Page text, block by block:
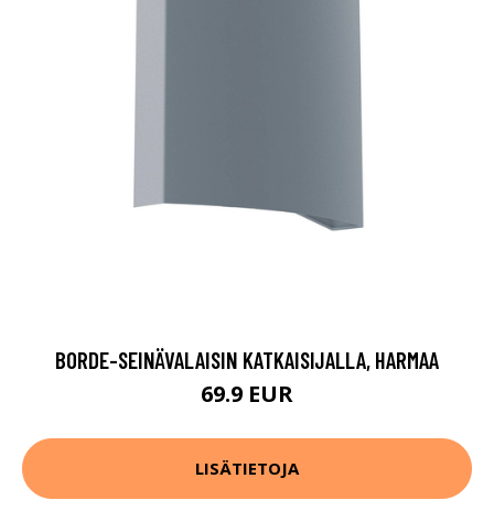
BORDE-SEINÄVALAISIN KATKAISIJALLA, HARMAA
69.9 EUR
LISÄTIETOJA